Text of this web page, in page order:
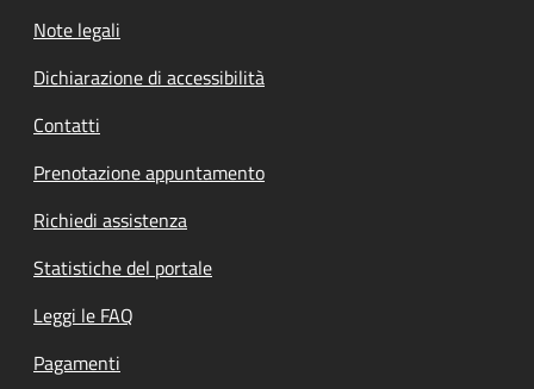
Note legali
Dichiarazione di accessibilità
Contatti
Prenotazione appuntamento
Richiedi assistenza
Statistiche del portale
Leggi le FAQ
Pagamenti